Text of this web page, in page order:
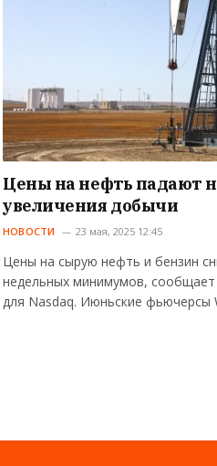
Цены на нефть падают
увеличения добычи
НОВОСТИ 23 мая, 2025 12:45
Цены на сырую нефть и бензин
недельных минимумов, сообщает
для Nasdaq. Июньские фьючерсы